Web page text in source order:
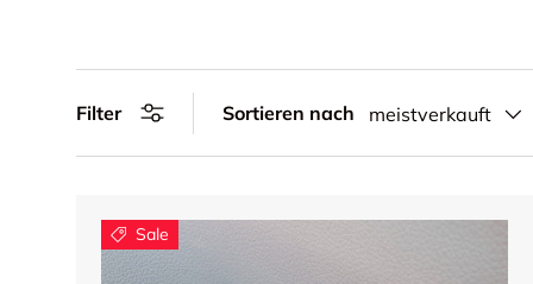
Filter Sortieren nach meistverkauft
Sale